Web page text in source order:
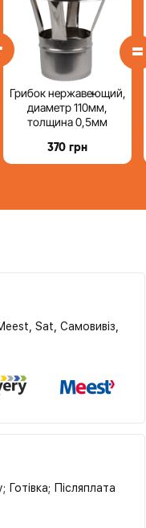
Грибок нержавеющий,
диаметр 110мм,
толщина 0,5мм
370 грн
=
Sat, Самовивіз,
Післяплата